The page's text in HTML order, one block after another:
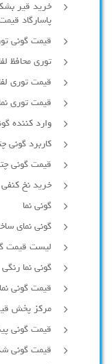
خرید قیر
پاسارگاد
قیمت گونی
توری محافظ
قیمت توری
قیمت توری
وارد کننده
کاربرد گونی
قیمت گونی
خرید نخ کنفی
گونی نما
گونی نمای
لیست قیمت
گونی نما رنگی
قیمت گونی
مرکز پخش
قیمت گونی
قیمت گونی